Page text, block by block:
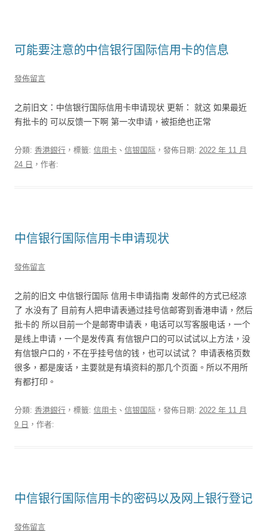
可能要注意的中信银行国际信用卡的信息
發佈留言
之前旧文：中信银行国际信用卡申请现状 更新： 就这 如果最近
有批卡的 可以反馈一下啊 第一次申请，被拒绝也正常
分類: 香港銀行 ，標籤: 信用卡 、 信银国际 ，發佈日期: 2022 年 11 月
24 日 ，作者:
中信银行国际信用卡申请现状
發佈留言
之前的旧文 中信银行国际 信用卡申请指南 发邮件的方式已经凉
了 水没有了 目前有人把申请表通过挂号信邮寄到香港申请，然后
批卡的 所以目前一个是邮寄申请表，电话可以写客服电话，一个
是线上申请，一个是发传真 有信银户口的可以试试以上方法，没
有信银户口的，不在乎挂号信的钱，也可以试试？ 申请表格页数
很多，都是废话，主要就是有填资料的那几个页面。所以不用所
有都打印。
分類: 香港銀行 ，標籤: 信用卡 、 信银国际 ，發佈日期: 2022 年 11 月
9 日 ，作者:
中信银行国际信用卡的密码以及网上银行登记
發佈留言